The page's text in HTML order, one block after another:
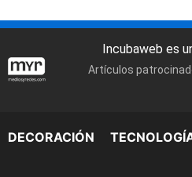
Incubaweb es
Artículos
DECORACIÓN